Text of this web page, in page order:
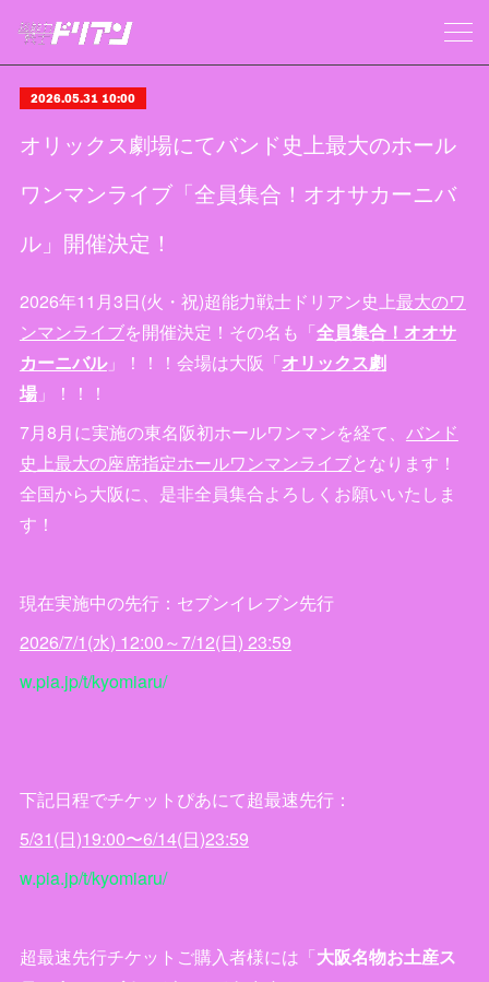
2026.05.31 10:00
オリックス劇場にてバンド史上最大のホール
ワンマンライブ「全員集合！オオサカーニバ
ル」開催決定！
2026年11月3日(火・祝)超能力戦士ドリアン史上最大のワ
ンマンライブを開催決定！その名も「全員集合！オオサ
カーニバル」！！！会場は大阪「オリックス劇
場」！！！
7月8月に実施の東名阪初ホールワンマンを経て、 バンド
史上最大の座席指定ホールワンマンライブとなります！
全国から大阪に、是非全員集合よろしくお願いいたしま
す！
現在実施中の先行：セブンイレブン先行
2026/7/1(水) 12:00～7/12(日) 23:59
w.pia.jp/t/kyomiaru/
下記日程でチケットぴあにて超最速先行：
5/31(日)19:00〜6/14(日)23:59
w.pia.jp/t/kyomiaru/
超最速先行チケットご購入者様には「大阪名物お土産ス